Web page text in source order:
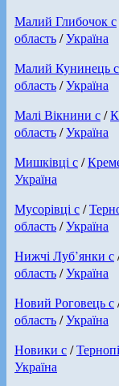
Малий Глибочок с
область/Україна
Малий Кунинець с
область/Україна
Малі Вікнини с/
область/Україна
Мишківці с/
Україна
Мусорівці с/
область/Україна
Нижчі Луб’янки с
область/Україна
Новий Роговець с
область/Україна
Новики с/
Україна